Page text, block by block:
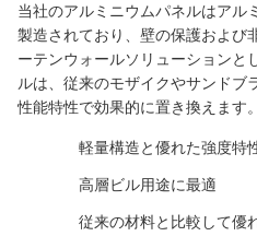
当社のアルミニウムパネルはアル
製造されており、壁の保護および
ーテンウォールソリューションと
ルは、従来のモザイクやサンドブ
性能特性で効果的に置き換えます。
軽量構造と優れた強度特
高層ビル用途に最適
従来の材料と比較して優